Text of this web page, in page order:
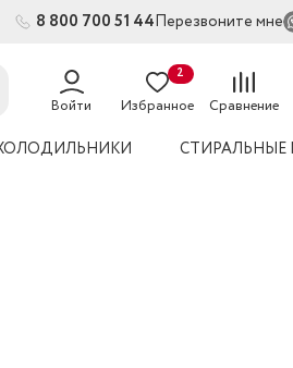
8 800 700 51 44Перезвоните мне
Войти Избранное
2
Сравнение
54